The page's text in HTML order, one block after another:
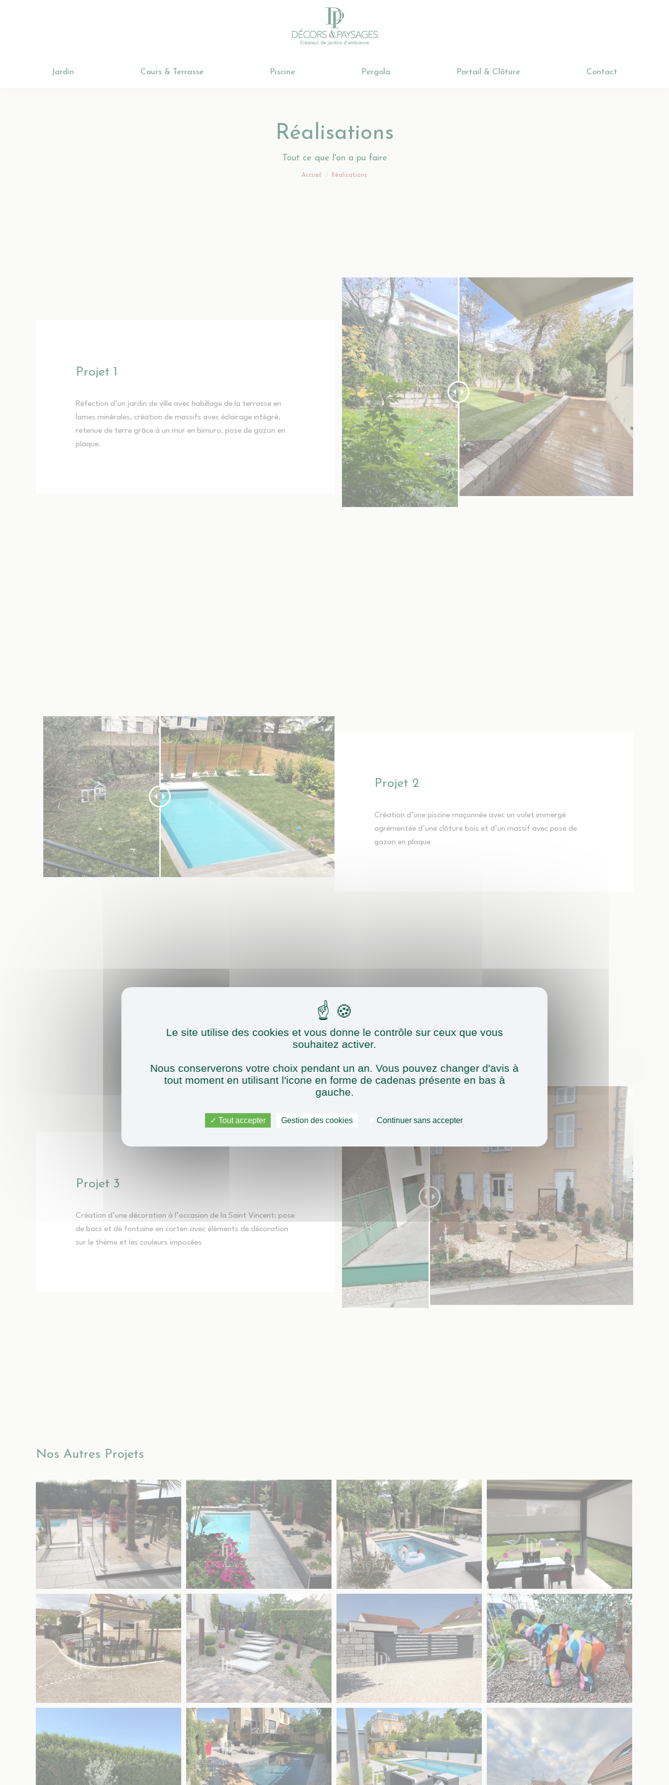
Jardin Cours & Terrasse Piscine Pergola Portail & Clôture Contact
Réalisations
Tout ce que l'on a pu faire
Accueil Réalisations
Projet 1
Réfection d’un jardin de ville avec habillage de la terrasse en
lames minérales, création de massifs avec éclairage intégré,
retenue de terre grâce à un mur en bimuro, pose de gazon en
plaque.
Projet 2
Création d’une piscine maçonnée avec un volet immergé
agrémentée d’une clôture bois et d’un massif avec pose de
gazon en plaque
Projet 3
Création d’une décoration à l’occasion de la Saint Vincent: pose
de bacs et de fontaine en corten avec éléments de décoration
sur le thème et les couleurs imposées
Nos Autres Projets
Cours & Terrasse Piscine
Le site utilise des cookies et vous donne le contrôle sur ceux que vous
souhaitez activer.
Nous conserverons votre choix pendant un an. Vous pouvez changer d'avis à
tout moment en utilisant l'icone en forme de cadenas présente en bas à
gauche.
Tout accepter Gestion des cookies Continuer sans accepter